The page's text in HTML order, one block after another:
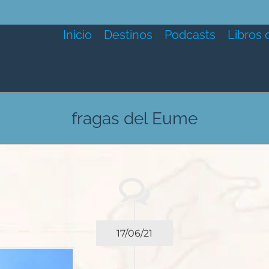
Inicio Destinos Podcasts Libros
fragas del Eume
17/06/21